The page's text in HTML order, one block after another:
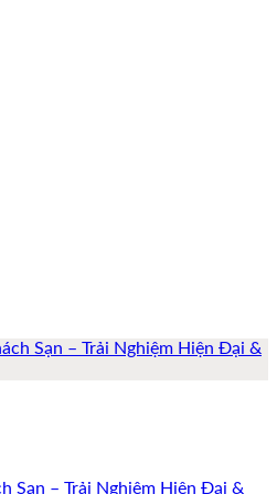
Sạn – Trải Nghiệm Hiện Đại &